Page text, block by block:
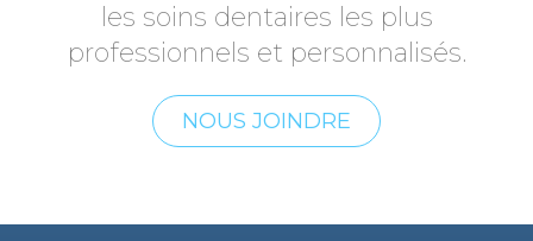
les soins dentaires les plus
professionnels et personnalisés.
NOUS JOINDRE